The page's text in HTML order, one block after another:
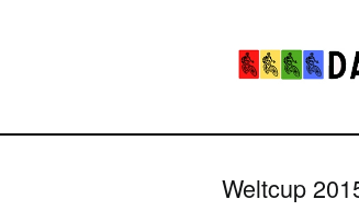
Weltcup